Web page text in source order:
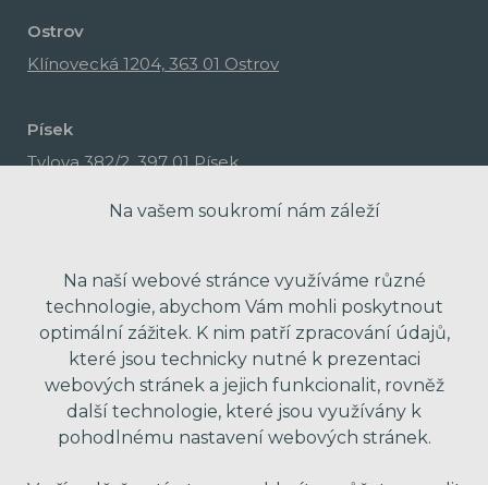
Ostrov
Klínovecká 1204, 363 01 Ostrov
Písek
Tylova 382/2, 397 01 Písek
Na vašem soukromí nám záleží
Na naší webové stránce využíváme různé
technologie, abychom Vám mohli poskytnout
optimální zážitek. K nim patří zpracování údajů,
které jsou technicky nutné k prezentaci
webových stránek a jejich funkcionalit, rovněž
další technologie, které jsou využívány k
pohodlnému nastavení webových stránek.